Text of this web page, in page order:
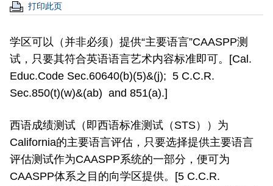
打印此页
学区可以（并非必须）提供“主要语言”CAASPP测
试，只要其符合英语语言艺术内容标准即可。[Cal.
Educ.Code Sec.60640(b)(5)&(j); 5 C.C.R.
Sec.850(t)(w)&(ab) and 851(a).]
西语成绩测试（即西语标准测试（STS））为
California的主要语言评估，只要选择提供主要语言
评估测试作为CAASPP系统的一部分，便可为
CAASPP体系之目的向学区提供。[5 C.C.R.